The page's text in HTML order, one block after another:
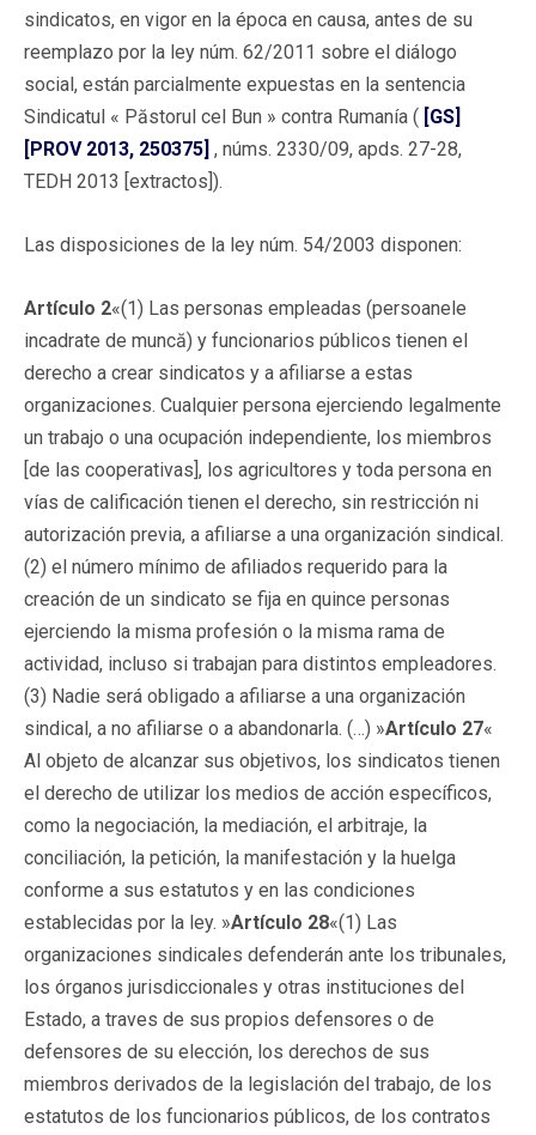
sindicatos, en vigor en la época en causa, antes de su
reemplazo por la ley núm. 62/2011 sobre el diálogo
social, están parcialmente expuestas en la sentencia
Sindicatul « Păstorul cel Bun » contra Rumanía ( [GS]
[PROV 2013, 250375] , núms. 2330/09, apds. 27-28,
TEDH 2013 [extractos]).
Las disposiciones de la ley núm. 54/2003 disponen:
Artículo 2«(1) Las personas empleadas (persoanele
incadrate de muncă) y funcionarios públicos tienen el
derecho a crear sindicatos y a afiliarse a estas
organizaciones. Cualquier persona ejerciendo legalmente
un trabajo o una ocupación independiente, los miembros
[de las cooperativas], los agricultores y toda persona en
vías de calificación tienen el derecho, sin restricción ni
autorización previa, a afiliarse a una organización sindical.
(2) el número mínimo de afiliados requerido para la
creación de un sindicato se fija en quince personas
ejerciendo la misma profesión o la misma rama de
actividad, incluso si trabajan para distintos empleadores.
(3) Nadie será obligado a afiliarse a una organización
sindical, a no afiliarse o a abandonarla. (…) »Artículo 27«
Al objeto de alcanzar sus objetivos, los sindicatos tienen
el derecho de utilizar los medios de acción específicos,
como la negociación, la mediación, el arbitraje, la
conciliación, la petición, la manifestación y la huelga
conforme a sus estatutos y en las condiciones
establecidas por la ley. »Artículo 28«(1) Las
organizaciones sindicales defenderán ante los tribunales,
los órganos jurisdiccionales y otras instituciones del
Estado, a traves de sus propios defensores o de
defensores de su elección, los derechos de sus
miembros derivados de la legislación del trabajo, de los
estatutos de los funcionarios públicos, de los contratos